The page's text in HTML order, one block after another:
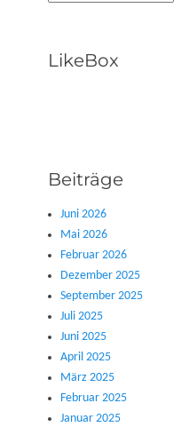
LikeBox
Beiträge
Juni 2026
Mai 2026
Februar 2026
Dezember 2025
September 2025
Juli 2025
Juni 2025
April 2025
März 2025
Februar 2025
Januar 2025